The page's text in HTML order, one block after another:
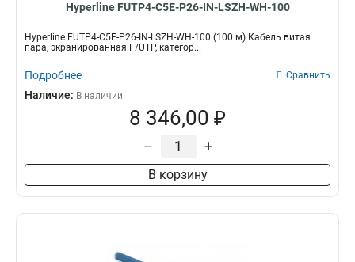
Hyperline FUTP4-C5E-P26-IN-LSZH-WH-100
Hyperline FUTP4-C5E-P26-IN-LSZH-WH-100 (100 м) Кабель витая
пара, экранированная F/UTP, категор...
Подробнее Сравнить
Наличие: В наличии
8 346,00 ₽
– +
В корзину